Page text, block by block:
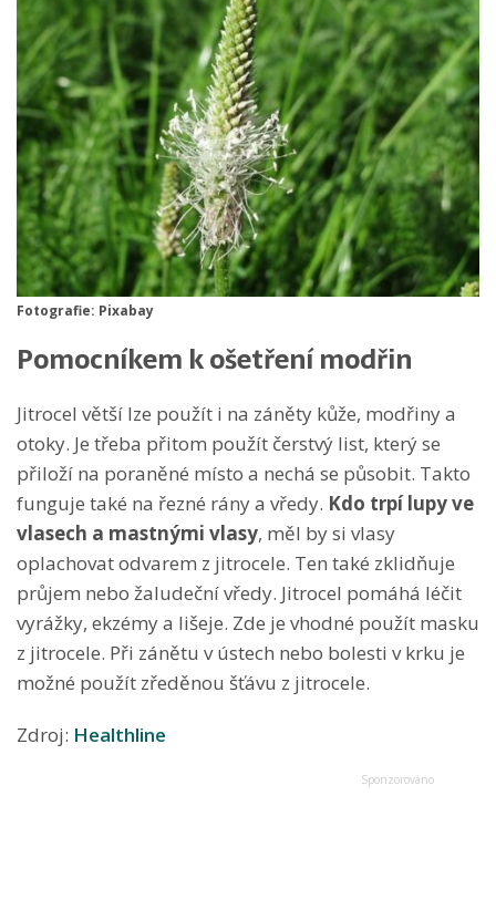
Fotografie: Pixabay
Pomocníkem k ošetření modřin
Jitrocel větší lze použít i na záněty kůže, modřiny a
otoky. Je třeba přitom použít čerstvý list, který se
přiloží na poraněné místo a nechá se působit. Takto
funguje také na řezné rány a vředy. Kdo trpí lupy ve
vlasech a mastnými vlasy, měl by si vlasy
oplachovat odvarem z jitrocele. Ten také zklidňuje
průjem nebo žaludeční vředy. Jitrocel pomáhá léčit
vyrážky, ekzémy a lišeje. Zde je vhodné použít masku
z jitrocele. Při zánětu v ústech nebo bolesti v krku je
možné použít zředěnou šťávu z jitrocele.
Zdroj: Healthline